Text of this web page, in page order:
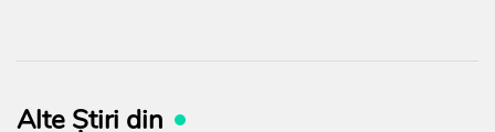
Alte Știri din